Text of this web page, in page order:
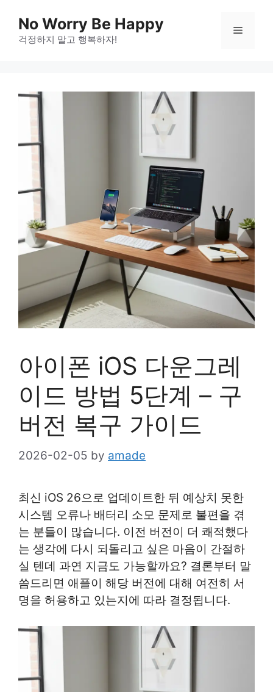
content
No Worry Be Happy
걱정하지 말고 행복하자!
Menu
아이폰 iOS 다운그레
이드 방법 5단계 – 구
버전 복구 가이드
2026-02-05 by amade
최신 iOS 26으로 업데이트한 뒤 예상치 못한
시스템 오류나 배터리 소모 문제로 불편을 겪
는 분들이 많습니다. 이전 버전이 더 쾌적했다
는 생각에 다시 되돌리고 싶은 마음이 간절하
실 텐데 과연 지금도 가능할까요? 결론부터 말
씀드리면 애플이 해당 버전에 대해 여전히 서
명을 허용하고 있는지에 따라 결정됩니다.